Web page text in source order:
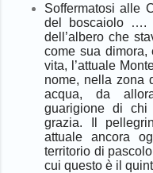
Soffermatosi alle
del boscaiolo ….
dell’albero che
come sua
vita, l’attuale
nome, nella zona
acqua, da
guarigione di
grazia.
Il
attuale ancora
territorio di
cui questo è il